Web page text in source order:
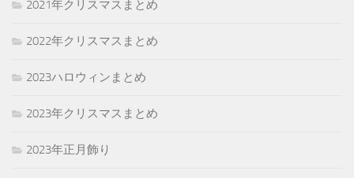
2021年クリスマスまとめ
2022年クリスマスまとめ
2023ハロウィンまとめ
2023年クリスマスまとめ
2023年正月飾り